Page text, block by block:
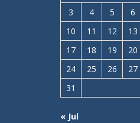
3
4 5 6
10
11 12 13
17
18 19 20
24
25 26 27
31
« Jul